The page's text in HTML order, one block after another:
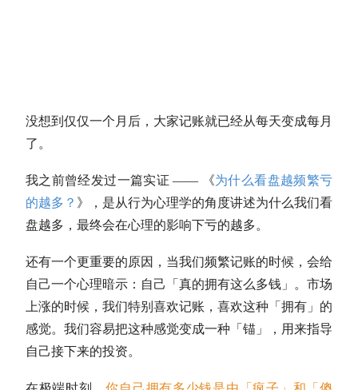
没想到仅仅一个月后，大家记账就已经从每天变成每月
了。
我之前曾经发过一篇实证 —— 《为什么看盘越频繁亏
的越多？ 》，是从行为心理学的角度讲述为什么我们看
盘越多，最终会在心理的影响下亏的越多。
还有一个更重要的原因，当我们频繁记账的时候，会给
自己一个心理暗示：自己「真的拥有这么多钱」。市场
上涨的时候，我们特别喜欢记账，喜欢这种「拥有」的
感觉。我们容易把这种感觉变成一种「锚」，用来指导
自己接下来的投资。